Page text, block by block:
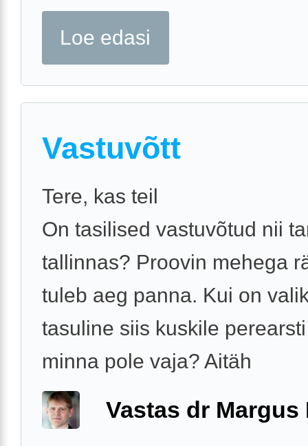
Loe edasi
Vastuvõtt
Tere, kas teil
On tasilised vastuvõtud nii
tallinnas? Proovin mehega
tuleb aeg panna. Kui on
tasuline siis kuskile
minna pole vaja? Aitäh
Vastas dr Margus